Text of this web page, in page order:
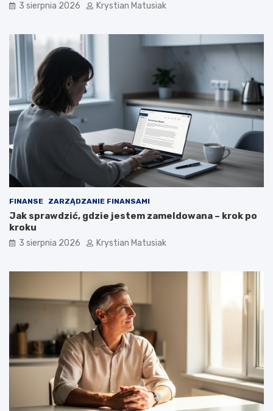
3 sierpnia 2026 Krystian Matusiak
FINANSE ZARZĄDZANIE FINANSAMI
Jak sprawdzić, gdzie jestem zameldowana – krok po
kroku
3 sierpnia 2026 Krystian Matusiak